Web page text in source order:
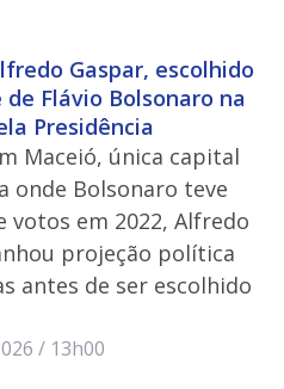
Gaspar, escolhido
de Flávio Bolsonaro na
Presidência
Maceió, única capital
onde Bolsonaro teve
votos em 2022, Alfredo
projeção política
antes de ser escolhido
/ 13h00